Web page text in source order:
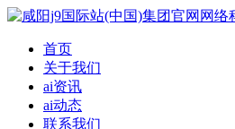
首页
关于我们
ai资讯
ai动态
联系我们